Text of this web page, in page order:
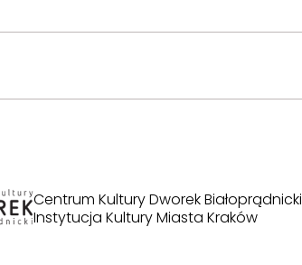
Centrum Kultury Dworek Białoprądnicki
Instytucja Kultury Miasta Kraków